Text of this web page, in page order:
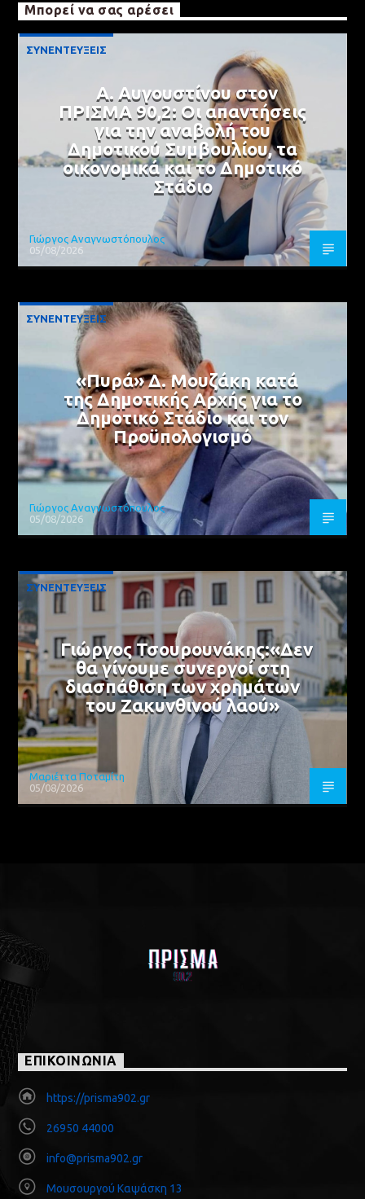
Μπορεί να σας αρέσει
ΣΥΝΕΝΤΕΥΞΕΙΣ
Α. Αυγουστίνου στον
ΠΡΙΣΜΑ 90,2: Οι απαντήσεις
για την αναβολή του
Δημοτικού Συμβουλίου, τα
οικονομικά και το Δημοτικό
Στάδιο
Γιώργος Αναγνωστόπουλος
05/08/2026
ΣΥΝΕΝΤΕΥΞΕΙΣ
«Πυρά» Δ. Μουζάκη κατά
της Δημοτικής Αρχής για το
Δημοτικό Στάδιο και τον
Προϋπολογισμό
Γιώργος Αναγνωστόπουλος
05/08/2026
ΣΥΝΕΝΤΕΥΞΕΙΣ
Γιώργος Τσουρουνάκης:«Δεν
θα γίνουμε συνεργοί στη
διασπάθιση των χρημάτων
του Ζακυνθινού λαού»
Μαριέττα Ποταμίτη
05/08/2026
ΕΠΙΚΟΙΝΩΝΙΑ
https://prisma902.gr
26950 44000
info@prisma902.gr
Μουσουργού Καψάσκη 13